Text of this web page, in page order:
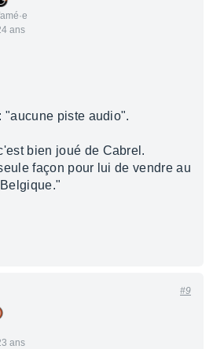
ans
"aucune piste audio".
bien joué de Cabrel.
façon pour lui de vendre au
ans
#9